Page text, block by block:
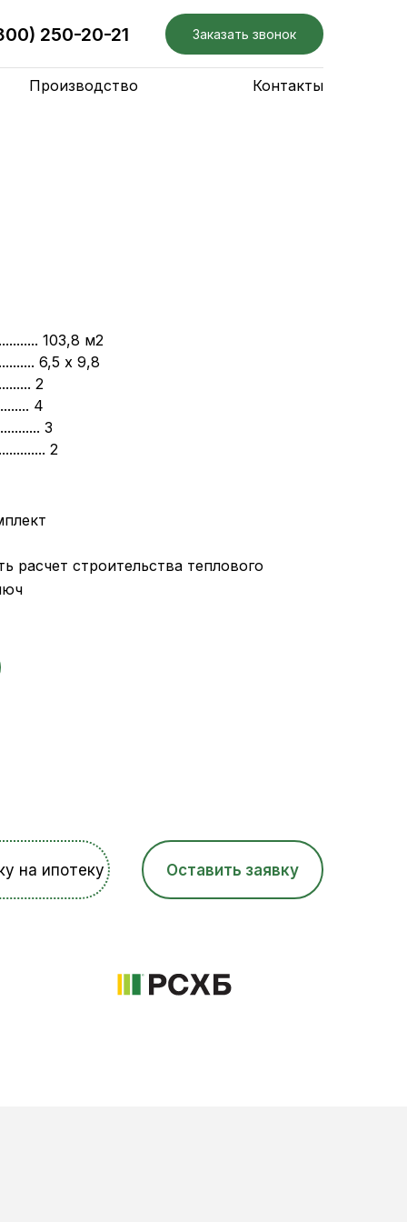
250-20-21 Заказать звонок
Производство Контакты
103,8 м2
6,5 х 9,8
2
4
3
2
расчет строительства теплового
на ипотеку Оставить заявку